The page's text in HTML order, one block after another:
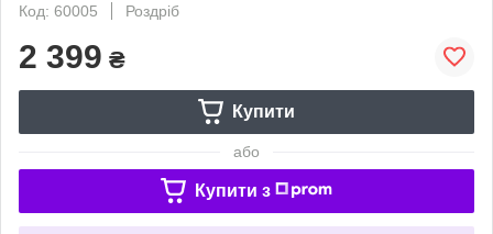
Код: 60005
Роздріб
2 399 ₴
Купити
або
Купити з